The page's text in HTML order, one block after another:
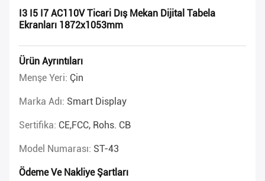
I3 I5 I7 AC110V Ticari Dış Mekan Dijital Tabela
Ekranları 1872x1053mm
Ürün Ayrıntıları
Menşe Yeri: Çin
Marka Adı: Smart Display
Sertifika: CE,FCC, Rohs. CB
Model Numarası: ST-43
Ödeme Ve Nakliye Şartları